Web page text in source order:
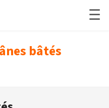
☰
bâtés